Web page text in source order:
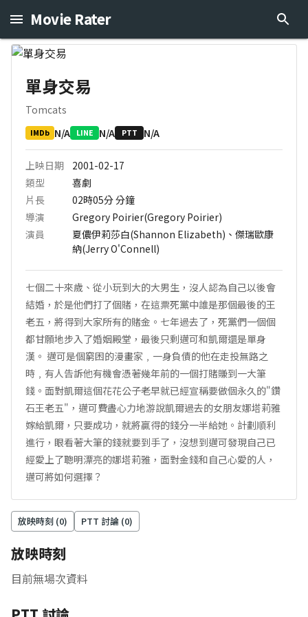
Movie Rater
單身交易
Tomcats
IMDb N/A LINE N/A PTT N/A
上映日期
2001-02-17
類型
喜劇
片長
02時05分分鐘
導演
Gregory Poirier(Gregory Poirier)
演員
夏儂伊莉莎白(Shannon Elizabeth)、傑瑞歐康
納(Jerry O'Connell)
七個二十來歲、從小玩到大的大男生，沒人認為自己以後會
結婚，於是他們打了個賭，在這票死黨中誰是那個最後的王
老五，將得到大家所有的賭金。七年過去了，死黨們一個個
都甘願地步入了婚姻殿堂，最後只剩邁可和凱爾還是單身
漢。 邁可是個窮困的漫畫家﹐一身負債的他在走投無路之
時﹐有人告訴他有機會憑著幾年前的一個打賭賺到一大筆
錢。面對凱爾這個花花公子老早就已經宣稱要做個永久的"鑽
石王老五"，邁可費盡心力地游說凱爾過去的女朋友娜塔莉雅
嫁給凱爾，只要成功，就將贏得的錢分一半給她。計劃順利
進行，眼看著大筆的錢就要到手了，沒想到邁可發現自己已
經愛上了聰明漂亮的娜塔莉雅，面對金錢和自己心愛的人，
邁可將如何選擇？
放映時刻 (0) PTT 討論 (0)
放映時刻
目前無場次資料